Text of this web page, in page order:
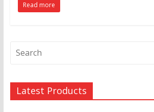
Read more
Latest Products